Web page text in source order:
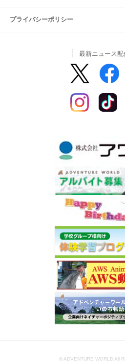
プライバシーポリシー
最新ニュース配
© ADVENTURE WORLD All